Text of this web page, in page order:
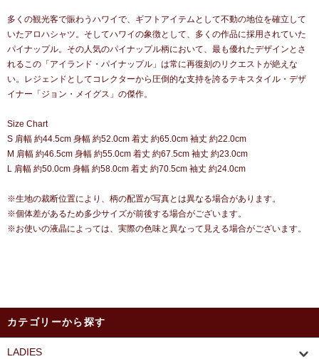
多くの観光客で賑わうハワイで、ギフトアイテムとして不動の地位を確立して
いたアロハシャツ。そしてハワイの象徴として、多くの作品に採用されていた
パイナップル。その人気のパイナップル柄において、最も優れたデザインとさ
れるこの「アイランド・パイナップル」は常に再復刻のリクエストが絶えな
い。レジェンドとしてコレクターから圧倒的な支持を誇るテキスタイル・デザ
イナー「ジョン・メイグス」の傑作。
Size Chart
S 肩幅 約44.5cm 身幅 約52.0cm 着丈 約65.0cm 袖丈 約22.0cm
M 肩幅 約46.5cm 身幅 約55.0cm 着丈 約67.5cm 袖丈 約23.0cm
L 肩幅 約50.0cm 身幅 約58.0cm 着丈 約70.5cm 袖丈 約24.0cm
※生地の裁断位置により、柄の配置が写真とは異なる場合があります。
※個体差があるため多少サイズが前後する場合がございます。
※お使いの液晶によっては、実際の色味と異なって見える場合がございます。
カテゴリーから探す
LADIES